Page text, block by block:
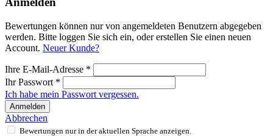
Bewertungen können nur von angemeldeten Benutzern abgegeben
werden. Bitte loggen Sie sich ein, oder erstellen Sie einen neuen
Account. Neuer Kunde?
Ihre E-Mail-Adresse *
Ihr Passwort *
Ich habe mein Passwort vergessen.
Anmelden
Abbrechen
Bewertungen nur in der aktuellen Sprache anzeigen.